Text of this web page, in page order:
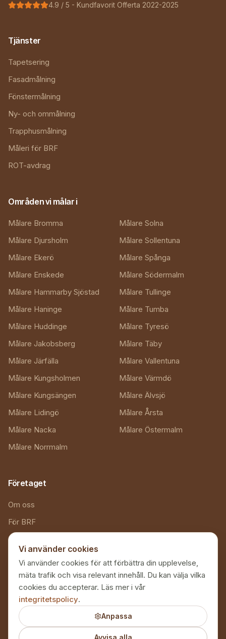
4.9 / 5 - Kundfavorit Offerta 2022-2025
Tjänster
Tapetsering
Fasadmålning
Fönstermålning
Ny- och ommålning
Trapphusmålning
Måleri för BRF
ROT-avdrag
Områden vi målar i
Målare Bromma
Målare Djursholm
Målare Ekerö
Målare Enskede
Målare Hammarby Sjöstad
Målare Haninge
Målare Huddinge
Målare Jakobsberg
Målare Järfälla
Målare Kungsholmen
Målare Kungsängen
Målare Lidingö
Målare Nacka
Målare Norrmalm
Målare Solna
Målare Sollentuna
Målare Spånga
Målare Södermalm
Målare Tullinge
Målare Tumba
Målare Tyresö
Målare Täby
Målare Vallentuna
Målare Värmdö
Målare Älvsjö
Målare Årsta
Målare Östermalm
Företaget
Om oss
För BRF
Referenser
Målarguide
Inspiration
Färgsättning
Vi använder cookies
Vi använder cookies för att förbättra din upplevelse,
mäta trafik och visa relevant innehåll. Du kan välja vilka
cookies du accepterar. Läs mer i vår
integritetspolicy.
Anpassa
Avvisa alla